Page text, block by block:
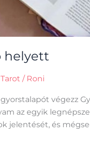
helyett
Tarot / Roni
végezz
az egyik
jelentését, és